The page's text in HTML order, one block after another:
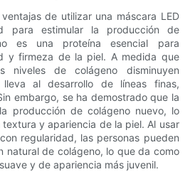
de utilizar una máscara LED
para estimular la producción de
es una proteína esencial para
y firmeza de la piel. A medida que
niveles de colágeno disminuyen
al desarrollo de líneas finas,
embargo, se ha demostrado que la
producción de colágeno nuevo, lo
y apariencia de la piel. Al usar
regularidad, las personas pueden
natural de colágeno, lo que da como
y de apariencia más juvenil.